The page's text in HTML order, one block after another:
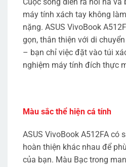
máy tính xách tay không
nặng. ASUS VivoBook
gọn, thân thiện với di
– bạn chỉ việc đặt vào túi
nghiệm máy tính đích thực
Màu sắc thể hiện cá tính
ASUS VivoBook A512FA có
hoàn thiện khác nhau để
của bạn. Màu Bạc trong